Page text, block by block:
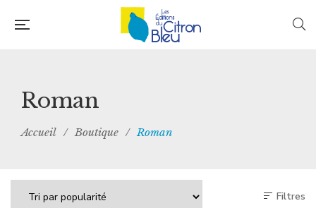
Roman
Accueil / Boutique / Roman
Filtres